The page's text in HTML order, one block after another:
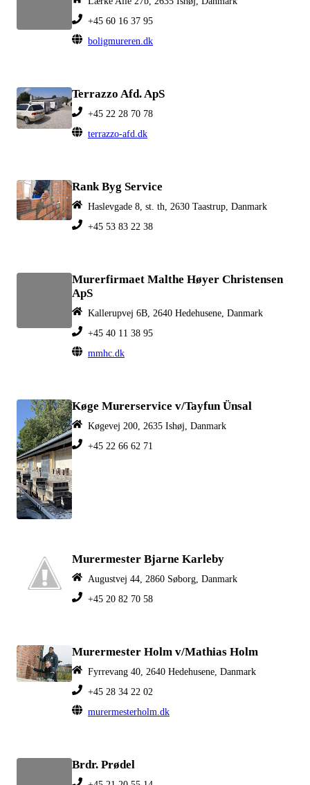
+45 60 16 37 95
boligmureren.dk
Terrazzo Afd. ApS
+45 22 28 70 78
terrazzo-afd.dk
Rank Byg Service
Haslevgade 8, st. th, 2630 Taastrup, Danmark
+45 53 83 22 38
Murerfirmaet Malthe Høyer Christensen
ApS
Kallerupvej 6B, 2640 Hedehusene, Danmark
+45 40 11 38 95
mmhc.dk
Køge Murerservice v/Tayfun Ünsal
Køgevej 200, 2635 Ishøj, Danmark
+45 22 66 62 71
Murermester Bjarne Karleby
Augustvej 44, 2860 Søborg, Danmark
+45 20 82 70 58
Murermester Holm v/Mathias Holm
Fyrrevang 40, 2640 Hedehusene, Danmark
+45 28 34 22 02
murermesterholm.dk
Brdr. Prødel